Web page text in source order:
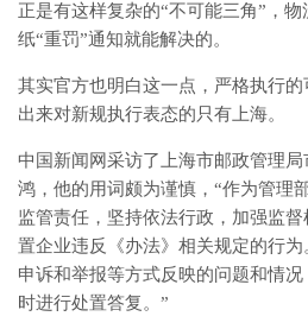
正是有这样复杂的“不可能三角”，
纸“重罚”通知就能解决的。
其实官方也明白这一点，严格执行
出来对新规执行表态的只有上海。
中国新闻网采访了上海市邮政管理
鸿，他的用词颇为谨慎，“作为管理
监管责任，坚持依法行政，加强监
置企业违反《办法》相关规定的行为
申诉和举报等方式反映的问题和情
时进行处置答复。”